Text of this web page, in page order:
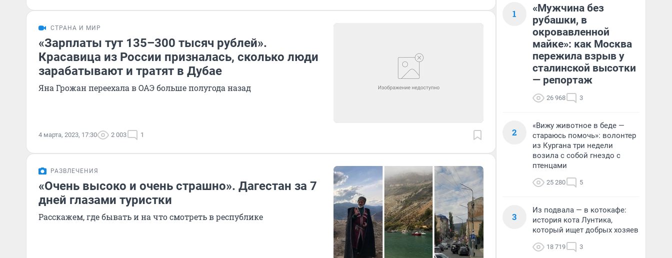
СТРАНА И МИР
«Зарплаты тут 135–300 тысяч рублей».
Красавица из России призналась, сколько люди
зарабатывают и тратят в Дубае
Яна Грожан переехала в ОАЭ больше полугода назад
4 марта, 2023, 17:30 2 003 1
РАЗВЛЕЧЕНИЯ
«Очень высоко и очень страшно». Дагестан за 7
дней глазами туристки
Расскажем, где бывать и на что смотреть в республике
1
«Мужчина без
рубашки, в
окровавленной
майке»: как Москва
пережила взрыв у
сталинской высотки
— репортаж
26 968 3
2
«Вижу животное в беде —
стараюсь помочь»: волонтер
из Кургана три недели
возила с собой гнездо с
птенцами
25 280 5
3
Из подвала — в котокафе:
история кота Лунтика,
который ищет добрых хозяев
18 719 3